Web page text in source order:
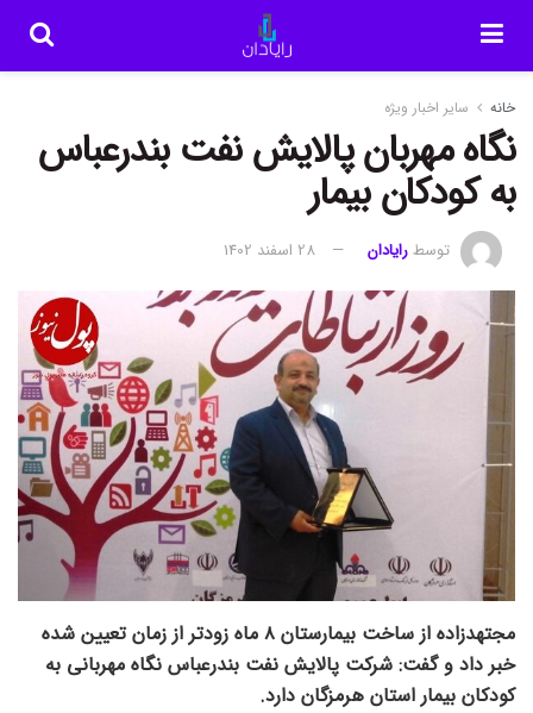
خانه سایر اخبار ویژه
نگاه مهربان پالایش نفت بندرعباس
به کودکان بیمار
توسطرایادان 28 اسفند 1402
مجتهدزاده از ساخت بیمارستان ۸ ماه زودتر از زمان تعیین شده
خبر داد و گفت: شرکت پالایش نفت بندرعباس نگاه مهربانی به
کودکان بیمار استان هرمزگان دارد.